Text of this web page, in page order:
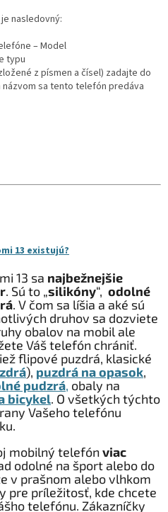
je nasledovný:
– Model
typu
z písmen a čísel) zadajte do
sa tento telefón predáva
13 existujú?
13 sa najbežnejšie
. Sú to „silikóny“, odolné
. V čom sa líšia a aké sú
druhov sa dozviete
obalov na mobil ale
Váš telefón chrániť.
flipové puzdrá, klasické
), puzdrá na opasok,
pudzrá, obaly na
bicykel. O všetkých týchto
Vašeho telefónu
mobilný telefónviac
odolné na šport alebo do
v prašnom alebo vlhkom
pre príležitosť, kde chcete
telefónu. Zákazníčky